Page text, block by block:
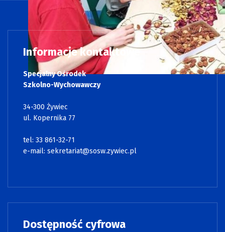
Informacje kontaktowe
Specjalny Ośrodek
Szkolno-Wychowawczy
34-300 Żywiec
ul. Kopernika 77
tel: 33 861-32-71
e-mail: sekretariat@sosw.zywiec.pl
Dostępność cyfrowa